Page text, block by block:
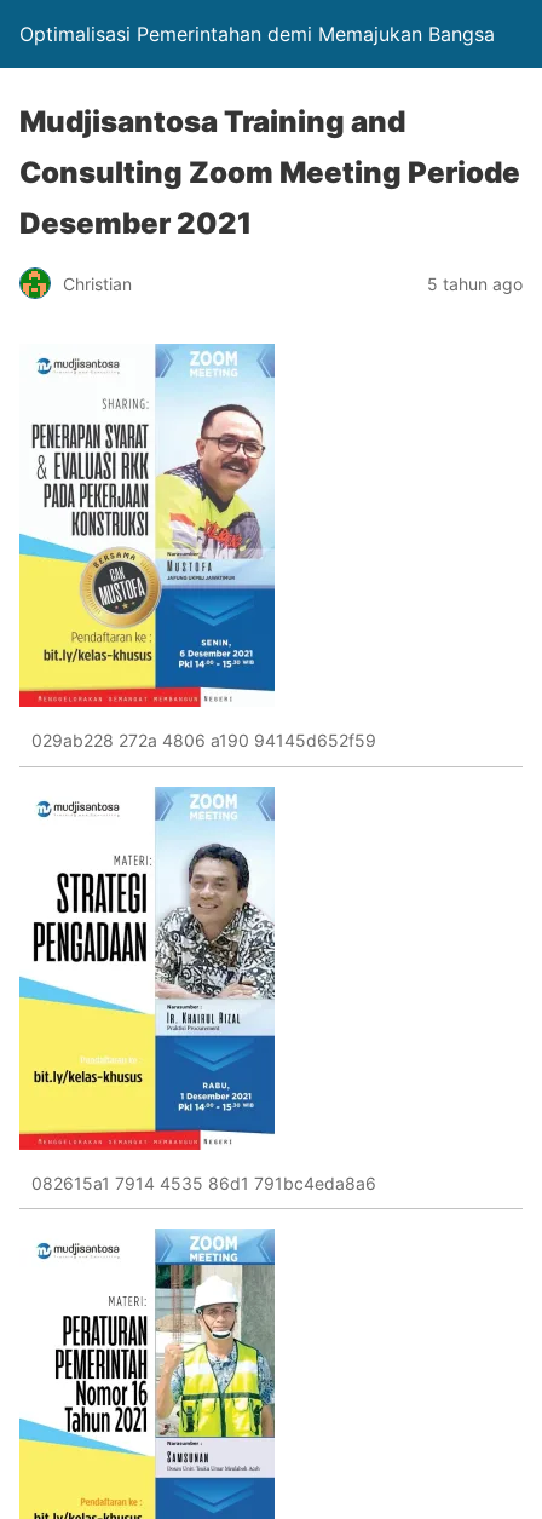
Optimalisasi Pemerintahan demi Memajukan Bangsa
Mudjisantosa Training and
Consulting Zoom Meeting Periode
Desember 2021
Christian 5 tahun ago
029ab228 272a 4806 a190 94145d652f59
082615a1 7914 4535 86d1 791bc4eda8a6